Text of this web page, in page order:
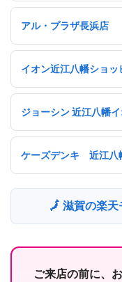
アル・プラザ長浜店
イオン近江八幡ショ
ジョーシン 近江八幡
ケーズデンキ 近江八
🗾 滋賀の楽
ご来店の前に、